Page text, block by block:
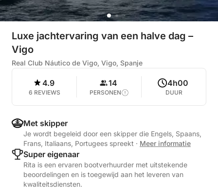
Luxe jachtervaring van een halve dag –
Vigo
Real Club Náutico de Vigo, Vigo, Spanje
4.9
6 REVIEWS
14
PERSONEN
4h00
DUUR
Met skipper
Je wordt begeleid door een skipper die Engels, Spaans,
Frans, Italiaans, Portugees spreekt · Meer informatie
Super eigenaar
Rita is een ervaren bootverhuurder met uitstekende
beoordelingen en is toegewijd aan het leveren van
kwaliteitsdiensten.